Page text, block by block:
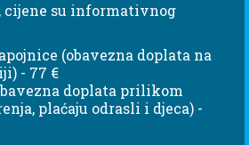
cijene su informativnog
(obavezna doplata na
- 77 €
doplata prilikom
plaćaju odrasli i djeca) -